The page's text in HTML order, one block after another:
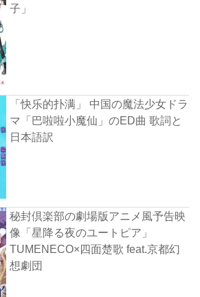
子」
「快乐的扑满」 中国の魔法少女ドラ
マ「巴啦啦小魔仙」のED曲 歌詞と
日本語訳
秘封倶楽部の劇場版アニメ風予告映
像「星降る夜のユートピア」
TUMENECO×四面楚歌 feat.京都幻
想劇団